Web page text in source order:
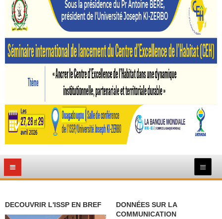
DECOUVRIR L'ISSP EN BREF
DONNÉES SUR LA
COMMUNICATION